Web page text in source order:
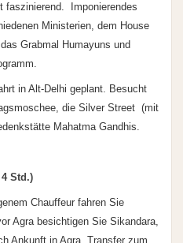
faszinierend. Imponierendes
Ministerien, dem House
Grabmal Humayuns und
in Alt-Delhi geplant. Besucht
die Silver Street (mit
Mahatma Gandhis.
Std.)
Chauffeur fahren Sie
Agra besichtigen Sie Sikandara,
Ankunft in Agra, Transfer zum